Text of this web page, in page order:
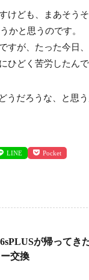
けども、まあそう
かと思うのです。
が、たった今日
ひどく苦労したんで
うだろうな、と思
LINE Pocket
が帰ってき
交換